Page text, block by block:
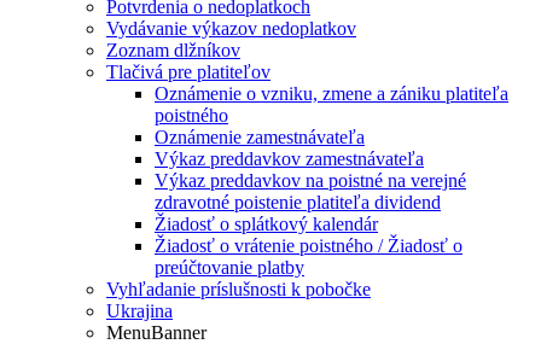
Potvrdenia o nedoplatkoch
Vydávanie výkazov nedoplatkov
Zoznam dlžníkov
Tlačivá pre platiteľov
Oznámenie o vzniku, zmene a zániku platiteľa
poistného
Oznámenie zamestnávateľa
Výkaz preddavkov zamestnávateľa
Výkaz preddavkov na poistné na verejné
zdravotné poistenie platiteľa dividend
Žiadosť o splátkový kalendár
Žiadosť o vrátenie poistného / Žiadosť o
preúčtovanie platby
Vyhľadanie príslušnosti k pobočke
Ukrajina
MenuBanner